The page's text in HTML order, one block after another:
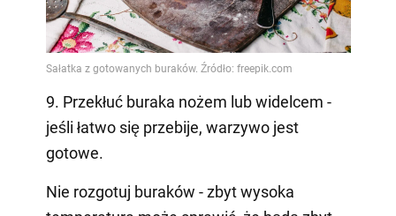
9. Przekłuć buraka nożem lub widelcem -
jeśli łatwo się przebije, warzywo jest
gotowe.
Nie rozgotuj buraków - zbyt wysoka